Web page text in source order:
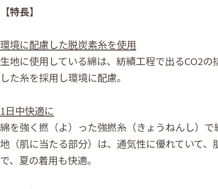
【特長】
環境に配慮した脱炭素糸を使用
生地に使用している綿は、紡績工程で出るCO2の
した糸を採用し環境に配慮。
1日中快適に
綿を強く撚（よ）った強撚糸（きょうねんし）
地（肌に当たる部分）は、通気性に優れていて、
で、夏の着用も快適。